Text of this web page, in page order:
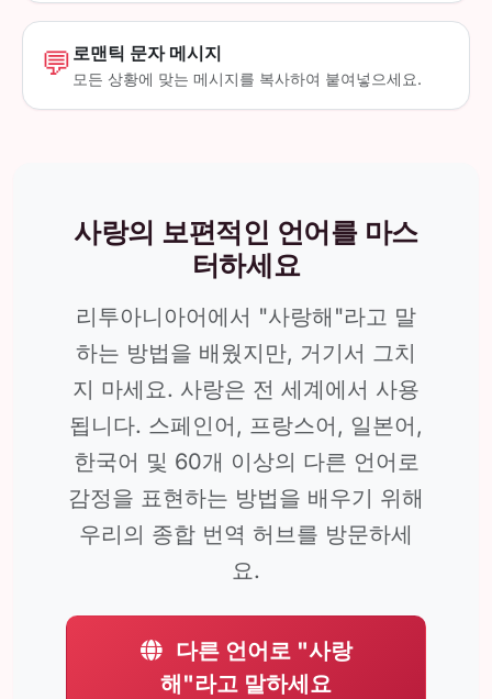
💬 로맨틱 문자 메시지
모든 상황에 맞는 메시지를 복사하여 붙여넣으세요.
사랑의 보편적인 언어를 마스
터하세요
리투아니아어에서 "사랑해"라고 말
하는 방법을 배웠지만, 거기서 그치
지 마세요. 사랑은 전 세계에서 사용
됩니다. 스페인어, 프랑스어, 일본어,
한국어 및 60개 이상의 다른 언어로
감정을 표현하는 방법을 배우기 위해
우리의 종합 번역 허브를 방문하세
요.
다른 언어로 "사랑
해"라고 말하세요